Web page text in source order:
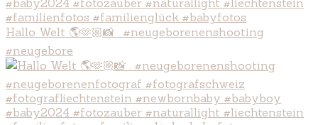
Hallo Welt 🌎🫶🏼📸 . #neugeborenenshooting
#neugebore